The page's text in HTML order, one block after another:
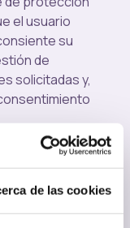
de las cookies
el usuario
su
de
solicitadas y,
Triana El
620 639 493.